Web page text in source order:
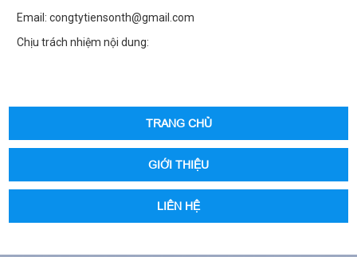
Email: congtytiensonth@gmail.com
Chịu trách nhiệm nội dung:
TRANG CHỦ
GIỚI THIỆU
LIÊN HỆ